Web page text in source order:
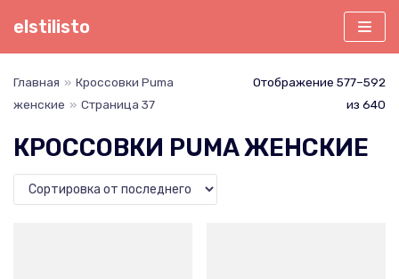
Перейти
elstilisto
Главная » Кроссовки Puma
женские » Страница 37
Отображение 577–592
из 640
КРОССОВКИ PUMA ЖЕНСКИЕ